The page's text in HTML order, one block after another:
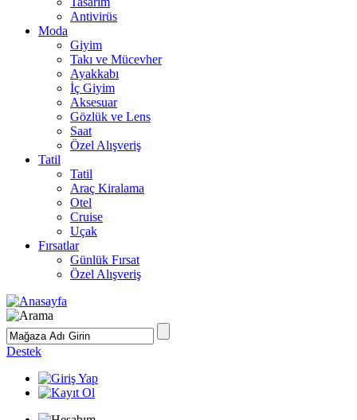
Antivirüs
Moda
Giyim
Takı ve Mücevher
Ayakkabı
İç Giyim
Aksesuar
Gözlük ve Lens
Saat
Özel Alışveriş
Tatil
Tatil
Araç Kiralama
Otel
Cruise
Uçak
Fırsatlar
Günlük Fırsat
Özel Alışveriş
Destek